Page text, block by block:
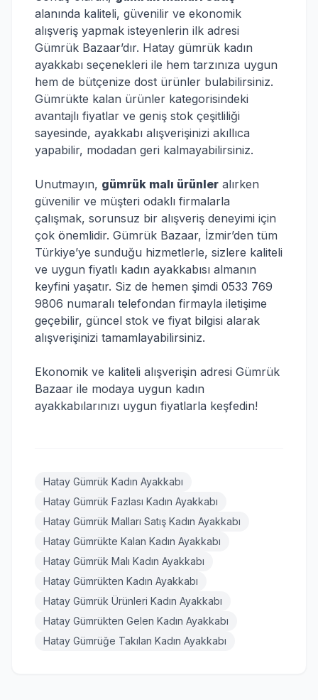
alanında kaliteli, güvenilir ve ekonomik
alışveriş yapmak isteyenlerin ilk adresi
Gümrük Bazaar’dır. Hatay gümrük kadın
ayakkabı seçenekleri ile hem tarzınıza uygun
hem de bütçenize dost ürünler bulabilirsiniz.
Gümrükte kalan ürünler kategorisindeki
avantajlı fiyatlar ve geniş stok çeşitliliği
sayesinde, ayakkabı alışverişinizi akıllıca
yapabilir, modadan geri kalmayabilirsiniz.
Unutmayın, gümrük malı ürünler alırken
güvenilir ve müşteri odaklı firmalarla
çalışmak, sorunsuz bir alışveriş deneyimi için
çok önemlidir. Gümrük Bazaar, İzmir’den tüm
Türkiye’ye sunduğu hizmetlerle, sizlere kaliteli
ve uygun fiyatlı kadın ayakkabısı almanın
keyfini yaşatır. Siz de hemen şimdi 0533 769
9806 numaralı telefondan firmayla iletişime
geçebilir, güncel stok ve fiyat bilgisi alarak
alışverişinizi tamamlayabilirsiniz.
Ekonomik ve kaliteli alışverişin adresi Gümrük
Bazaar ile modaya uygun kadın
ayakkabılarınızı uygun fiyatlarla keşfedin!
Hatay Gümrük Kadın Ayakkabı
Hatay Gümrük Fazlası Kadın Ayakkabı
Hatay Gümrük Malları Satış Kadın Ayakkabı
Hatay Gümrükte Kalan Kadın Ayakkabı
Hatay Gümrük Malı Kadın Ayakkabı
Hatay Gümrükten Kadın Ayakkabı
Hatay Gümrük Ürünleri Kadın Ayakkabı
Hatay Gümrükten Gelen Kadın Ayakkabı
Hatay Gümrüğe Takılan Kadın Ayakkabı